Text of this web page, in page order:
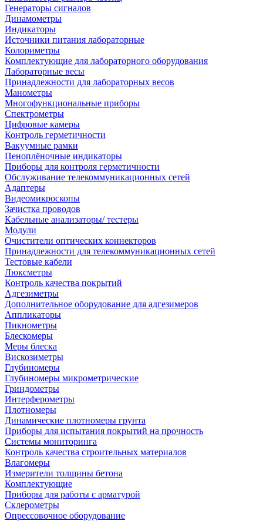
Генераторы сигналов
Динамометры
Индикаторы
Источники питания лабораторные
Колориметры
Комплектующие для лабораторного оборудования
Лабораторные весы
Принадлежности для лабораторных весов
Манометры
Многофункциональные приборы
Спектрометры
Цифровые камеры
Контроль герметичности
Вакуумные рамки
Пеноплёночные индикаторы
Приборы для контроля герметичности
Обслуживание телекоммуникационных сетей
Адаптеры
Видеомикроскопы
Зачистка проводов
Кабельные анализаторы/ тестеры
Модули
Очистители оптических коннекторов
Принадлежности для телекоммуникационных сетей
Тестовые кабели
Люксметры
Контроль качества покрытий
Адгезиметры
Дополнительное оборудование для адгезимеров
Аппликаторы
Пикнометры
Блескомеры
Меры блеска
Вискозиметры
Глубиномеры
Глубиномеры микрометрические
Гриндометры
Интерферометры
Плотномеры
Динамические плотномеры грунта
Приборы для испытания покрытий на прочность
Системы мониторинга
Контроль качества строительных материалов
Влагомеры
Измерители толщины бетона
Комплектующие
Приборы для работы с арматурой
Склерометры
Опрессовочное оборудование